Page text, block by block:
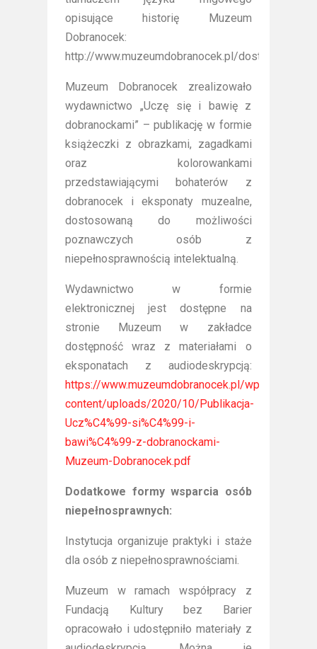
opisujące historię Muzeum
Dobranocek:
http://www.muzeumdobranocek.pl/dostepnosc/
Muzeum Dobranocek zrealizowało
wydawnictwo „Uczę się i bawię z
dobranockami” – publikację w formie
książeczki z obrazkami, zagadkami
oraz kolorowankami
przedstawiającymi bohaterów z
dobranocek i eksponaty muzealne,
dostosowaną do możliwości
poznawczych osób z
niepełnosprawnością intelektualną.
Wydawnictwo w formie
elektronicznej jest dostępne na
stronie Muzeum w zakładce
dostępność wraz z materiałami o
eksponatach z audiodeskrypcją:
https://www.muzeumdobranocek.pl/wp-
content/uploads/2020/10/Publikacja-
Ucz%C4%99-si%C4%99-i-
bawi%C4%99-z-dobranockami-
Muzeum-Dobranocek.pdf
Dodatkowe formy wsparcia osób
niepełnosprawnych:
Instytucja organizuje praktyki i staże
dla osób z niepełnosprawnościami.
Muzeum w ramach współpracy z
Fundacją Kultury bez Barier
opracowało i udostępniło materiały z